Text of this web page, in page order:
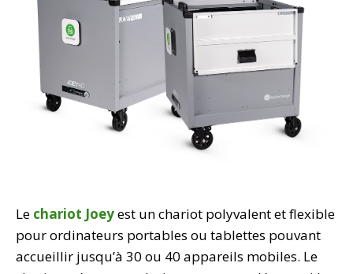
Le chariot Joeyest un chariot polyvalent et flexible
pour ordinateurs portables ou tablettes pouvant
accueillir jusqu’à 30 ou 40 appareils mobiles. Le